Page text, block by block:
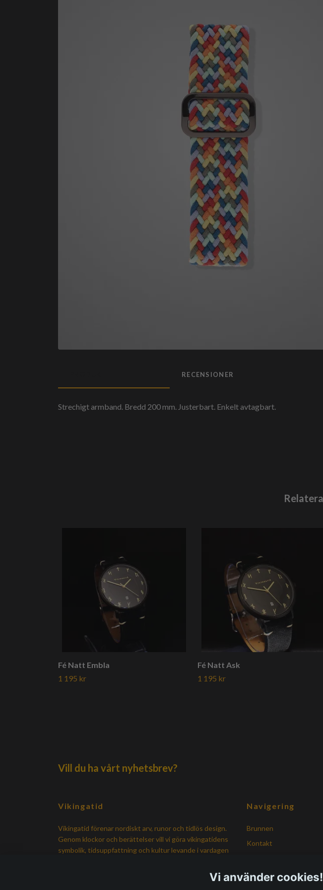
RECENSIONER
Strechigt armband. Bredd 200 mm. Justerbart. Enkelt avtagbart.
Fé Natt Embla
1 195 kr
Fé Natt Ask
1 195 kr
Vill du ha vårt nyhetsbrev?
Vikingatid
Vikingatid förenar nordiskt arv, runor och tidlös design.
Genom klockor och berättelser vill vi göra vikingatidens
symbolik, tidsuppfattning och kultur levande i vardagen
Navigering
Brunnen
Kontakt
Vanliga frågor
Vi använder cookies!